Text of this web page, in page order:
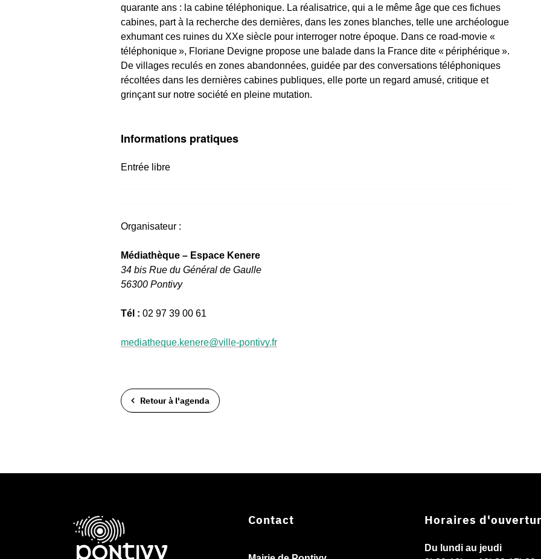
quarante ans : la cabine téléphonique. La réalisatrice, qui a le même âge que ces fichues
cabines, part à la recherche des dernières, dans les zones blanches, telle une archéologue
exhumant ces ruines du XXe siècle pour interroger notre époque. Dans ce road-movie «
téléphonique », Floriane Devigne propose une balade dans la France dite « périphérique ».
De villages reculés en zones abandonnées, guidée par des conversations téléphoniques
récoltées dans les dernières cabines publiques, elle porte un regard amusé, critique et
grinçant sur notre société en pleine mutation.
Informations pratiques
Entrée libre
Organisateur :
Médiathèque – Espace Kenere
34 bis Rue du Général de Gaulle
56300 Pontivy
Tél : 02 97 39 00 61
mediatheque.kenere@ville-pontivy.fr
Retour à l'agenda
Contact Horaires
Du lundi au jeudi